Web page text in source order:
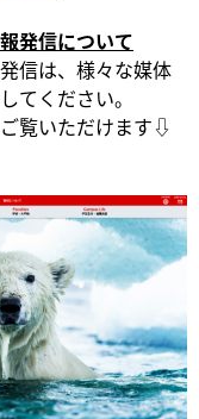
発信について
信は、様々な媒体
てください。
覧いただけます⇩